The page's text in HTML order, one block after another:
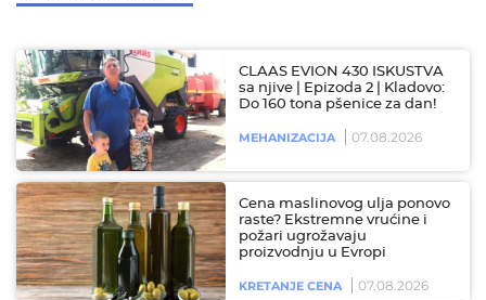
CLAAS EVION 430 ISKUSTVA
sa njive | Epizoda 2 | Kladovo:
Do 160 tona pšenice za dan!
MEHANIZACIJA 07.08.2026
Cena maslinovog ulja ponovo
raste? Ekstremne vrućine i
požari ugrožavaju
proizvodnju u Evropi
KRETANJE CENA 07.08.2026